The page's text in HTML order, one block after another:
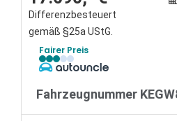
Flottenkunden
Connect
VW, Audi &
Skoda
Differenzbesteuert
gemäß §25a UStG.
Fairer Preis
Fahrzeugnummer